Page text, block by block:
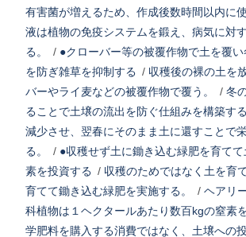
有害菌が増えるため、作成後数時間以内に使
液は植物の免疫システムを鍛え、病気に対
る。
/ ●クローバー等の被覆作物で土を覆
を防ぎ雑草を抑制する / 収穫後の裸の土を
バーやライ麦などの被覆作物で覆う。
/ 冬
ることで土壌の流出を防ぐ仕組みを構築する
減少させ、翌春にそのまま土に還すことで
る。
/ ●収穫せず土に鋤き込む緑肥を育て
素を投資する / 収穫のためではなく土を育
育てて鋤き込む緑肥を実施する。
/ ヘアリ
科植物は１ヘクタールあたり数百kgの窒素
学肥料を購入する消費ではなく、土壌への